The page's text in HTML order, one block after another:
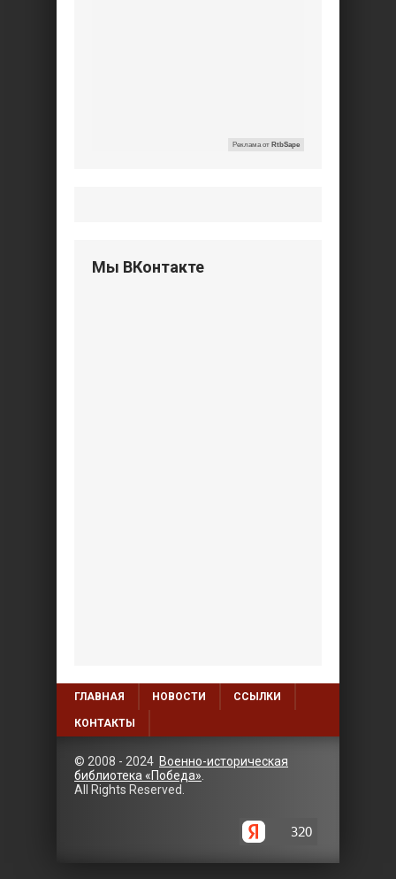
Реклама от RtbSape
Мы ВКонтакте
ГЛАВНАЯ НОВОСТИ ССЫЛКИ
КОНТАКТЫ
© 2008 - 2024 Военно-историческая
библиотека «Победа»
All Rights Reserved.